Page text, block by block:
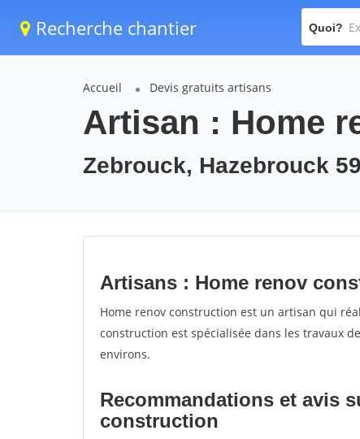
Recherche chantier Quoi?
Accueil Devis gratuits artisans
Artisan : Home
Zebrouck, Hazebrouck
Artisans : Home renov
Home renov construction est un artisan qui
construction est spécialisée dans les travaux
environs.
Recommandations et avis
construction